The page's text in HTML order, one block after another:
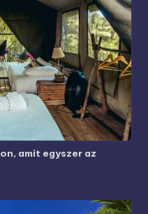
amit egyszer az